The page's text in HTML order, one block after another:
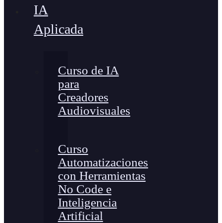
IA
Aplicada
Curso de IA
para
Creadores
Audiovisuales
Curso
Automatizaciones
con Herramientas
No Code e
Inteligencia
Artificial